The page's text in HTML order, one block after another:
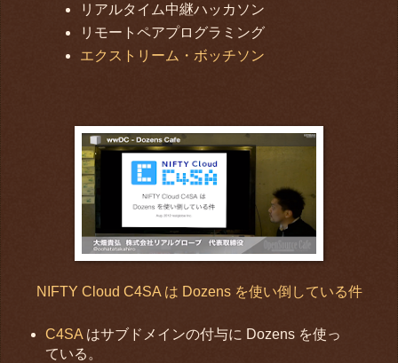
リアルタイム中継ハッカソン
リモートペアプログラミング
エクストリーム・ボッチソン
NIFTY Cloud C4SA は Dozens を使い倒している件
C4SAはサブドメインの付与に Dozens を使っ
ている。